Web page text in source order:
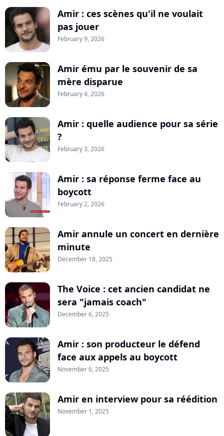
Amir : ces scènes qu'il ne voulait
pas jouer
February 9, 2026
Amir ému par le souvenir de sa
mère disparue
February 4, 2026
Amir : quelle audience pour sa série
?
February 3, 2026
Amir : sa réponse ferme face au
boycott
February 2, 2026
Amir annule un concert en dernière
minute
December 18, 2025
The Voice : cet ancien candidat ne
sera "jamais coach"
December 6, 2025
Amir : son producteur le défend
face aux appels au boycott
November 6, 2025
Amir en interview pour sa réédition
November 1, 2025